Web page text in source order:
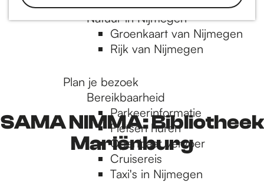
Natuur in Nijmegen
Groenkaart van Nijmegen
Rijk van Nijmegen
Plan je bezoek
Bereikbaarheid
Parkeerinformatie
Fietsen huren
Openbaar vervoer
Cruisereis
Taxi's in Nijmegen
SAMA NIMMA: Bibliotheek
Mariënburg